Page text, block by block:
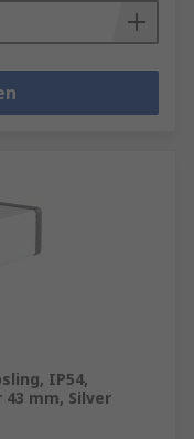
IP54,
43 mm, Silver